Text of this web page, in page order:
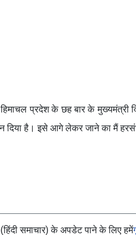
प्रदेश के छह बार के मुख्यमंत्री
दिया है। इसे आगे लेकर जाने का मैं
समाचार) के अपडेट पाने के लिए हमें